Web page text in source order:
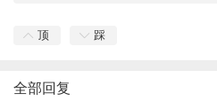
顶 踩
全部回复